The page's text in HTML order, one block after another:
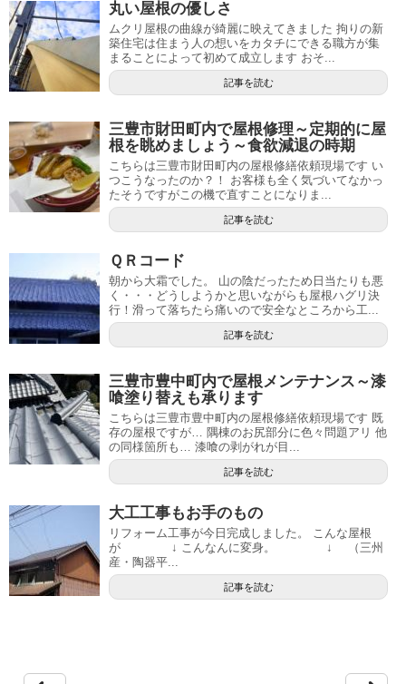
丸い屋根の優しさ
ムクリ屋根の曲線が綺麗に映えてきました 拘りの新
築住宅は住まう人の想いをカタチにできる職方が集
まることによって初めて成立します おそ...
記事を読む
三豊市財田町内で屋根修理～定期的に屋
根を眺めましょう～食欲減退の時期
こちらは三豊市財田町内の屋根修繕依頼現場です い
つこうなったのか？！ お客様も全く気づいてなかっ
たそうですがこの機で直すことになりま...
記事を読む
ＱＲコード
朝から大霜でした。 山の陰だったため日当たりも悪
く・・・どうしようかと思いながらも屋根ハグリ決
行！滑って落ちたら痛いので安全なところから工...
記事を読む
三豊市豊中町内で屋根メンテナンス～漆
喰塗り替えも承ります
こちらは三豊市豊中町内の屋根修繕依頼現場です 既
存の屋根ですが… 隅棟のお尻部分に色々問題アリ 他
の同様箇所も… 漆喰の剥がれが目...
記事を読む
大工工事もお手のもの
リフォーム工事が今日完成しました。 こんな屋根
が ↓ こんなんに変身。 ↓ （三州
産・陶器平...
記事を読む